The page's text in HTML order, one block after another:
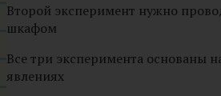
Второй эксперимент нужно
шкафом
Все три эксперимента основаны
явлениях